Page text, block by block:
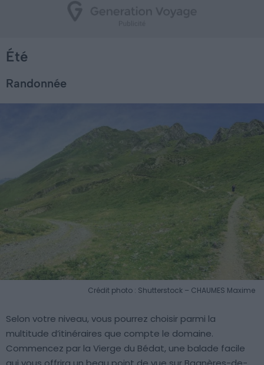
Été
Randonnée
Crédit photo : Shutterstock – CHAUMES Maxime
Selon votre niveau, vous pourrez choisir parmi la
multitude d’itinéraires que compte le domaine.
Commencez par la Vierge du Bédat, une balade facile